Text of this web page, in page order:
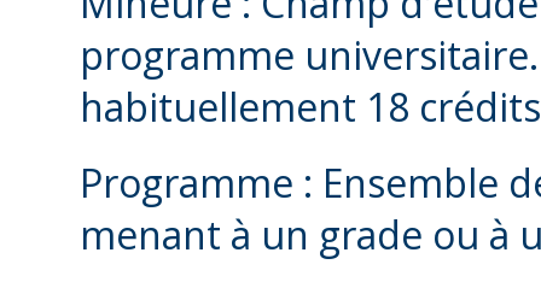
programme
habituellement 18
Programme : Ensemble
menant à un grade ou à